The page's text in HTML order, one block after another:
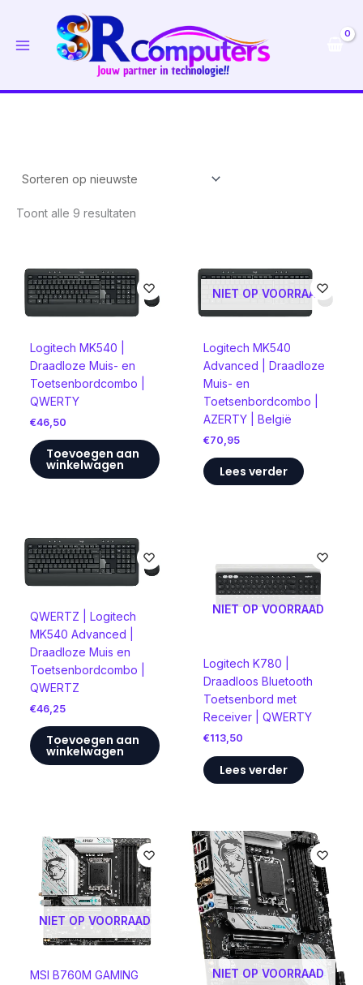
Toont alle 9 resultaten
Logitech MK540 |
Draadloze Muis- en
Toetsenbordcombo |
QWERTY
€46,50
Toevoegen aan
winkelwagen
NIET OP VOORRAAD
Logitech MK540
Advanced | Draadloze
Muis- en
Toetsenbordcombo |
AZERTY | België
€70,95
Lees verder
QWERTZ | Logitech
MK540 Advanced |
Draadloze Muis en
Toetsenbordcombo |
QWERTZ
€46,25
Toevoegen aan
winkelwagen
NIET OP VOORRAAD
Logitech K780 |
Draadloos Bluetooth
Toetsenbord met
Receiver | QWERTY
€113,50
Lees verder
NIET OP VOORRAAD
MSI B760M GAMING
NIET OP VOORRAAD